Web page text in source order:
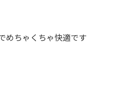
めちゃくちゃ快適です